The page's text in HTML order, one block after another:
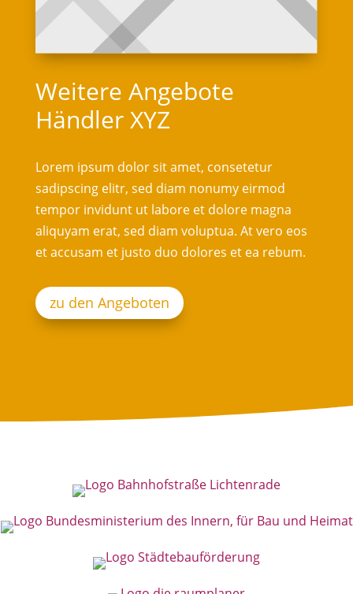
Weitere Angebote
Händler XYZ
Lorem ipsum dolor sit amet, consetetur
sadipscing elitr, sed diam nonumy eirmod
tempor invidunt ut labore et dolore magna
aliquyam erat, sed diam voluptua. At vero eos
et accusam et justo duo dolores et ea rebum.
zu den Angeboten